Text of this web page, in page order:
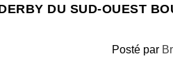
DU SUD-OUEST
Posté par